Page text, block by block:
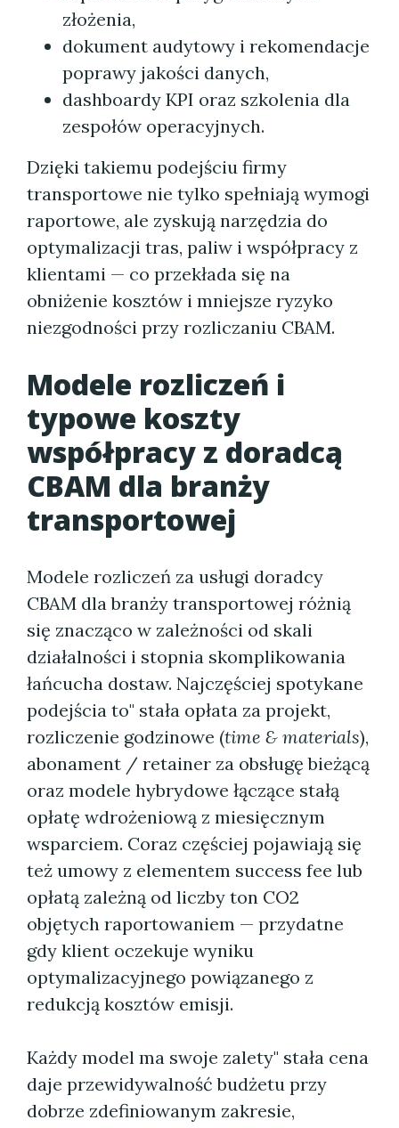
złożenia,
dokument audytowy i rekomendacje
poprawy jakości danych,
dashboardy KPI oraz szkolenia dla
zespołów operacyjnych.
Dzięki takiemu podejściu firmy
transportowe nie tylko spełniają wymogi
raportowe, ale zyskują narzędzia do
optymalizacji tras, paliw i współpracy z
klientami — co przekłada się na
obniżenie kosztów i mniejsze ryzyko
niezgodności przy rozliczaniu CBAM.
Modele rozliczeń i
typowe koszty
współpracy z doradcą
CBAM dla branży
transportowej
Modele rozliczeń za usługi doradcy
CBAM dla branży transportowej różnią
się znacząco w zależności od skali
działalności i stopnia skomplikowania
łańcucha dostaw. Najczęściej spotykane
podejścia to" stała opłata za projekt,
rozliczenie godzinowe (time & materials),
abonament / retainer za obsługę bieżącą
oraz modele hybrydowe łączące stałą
opłatę wdrożeniową z miesięcznym
wsparciem. Coraz częściej pojawiają się
też umowy z elementem success fee lub
opłatą zależną od liczby ton CO2
objętych raportowaniem — przydatne
gdy klient oczekuje wyniku
optymalizacyjnego powiązanego z
redukcją kosztów emisji.
Każdy model ma swoje zalety" stała cena
daje przewidywalność budżetu przy
dobrze zdefiniowanym zakresie,